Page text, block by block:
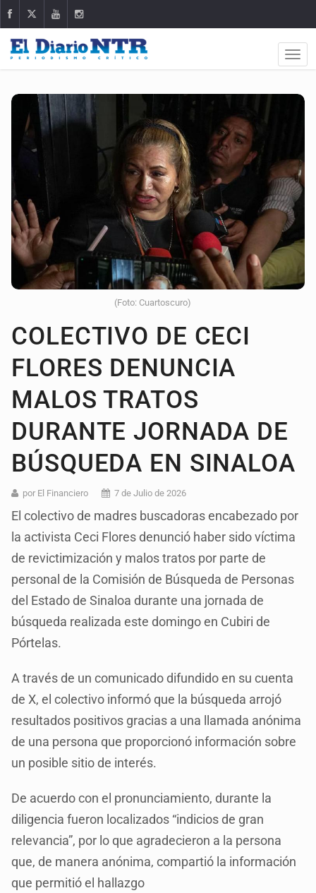
(Foto: Cuartoscuro)
COLECTIVO DE CECI
FLORES DENUNCIA
MALOS TRATOS
DURANTE JORNADA DE
BÚSQUEDA EN SINALOA
por El Financiero 7 de Julio de 2026
El colectivo de madres buscadoras encabezado por
la activista Ceci Flores denunció haber sido víctima
de revictimización y malos tratos por parte de
personal de la Comisión de Búsqueda de Personas
del Estado de Sinaloa durante una jornada de
búsqueda realizada este domingo en Cubiri de
Pórtelas.
A través de un comunicado difundido en su cuenta
de X, el colectivo informó que la búsqueda arrojó
resultados positivos gracias a una llamada anónima
de una persona que proporcionó información sobre
un posible sitio de interés.
De acuerdo con el pronunciamiento, durante la
diligencia fueron localizados “indicios de gran
relevancia”, por lo que agradecieron a la persona
que, de manera anónima, compartió la información
que permitió el hallazgo